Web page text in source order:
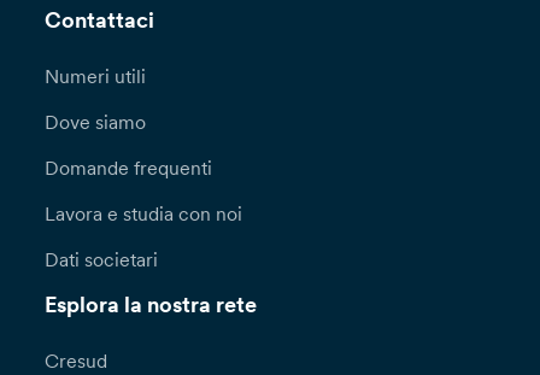
Contattaci
Numeri utili
Dove siamo
Domande frequenti
Lavora e studia con noi
Dati societari
Esplora la nostra rete
Cresud